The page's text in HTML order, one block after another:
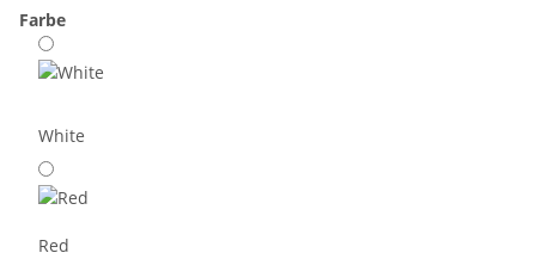
Farbe
White
Red